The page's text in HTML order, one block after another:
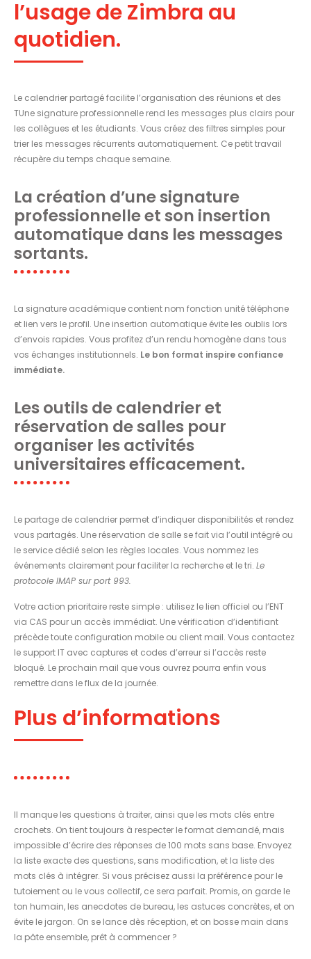
l’usage de Zimbra au
quotidien.
Le calendrier partagé facilite l’organisation des réunions et des
TUne signature professionnelle rend les messages plus clairs pour
les collègues et les étudiants. Vous créez des filtres simples pour
trier les messages récurrents automatiquement. Ce petit travail
récupère du temps chaque semaine.
La création d’une signature
professionnelle et son insertion
automatique dans les messages
sortants.
La signature académique contient nom fonction unité téléphone
et lien vers le profil. Une insertion automatique évite les oublis lors
d’envois rapides. Vous profitez d’un rendu homogène dans tous
vos échanges institutionnels. Le bon format inspire confiance
immédiate.
Les outils de calendrier et
réservation de salles pour
organiser les activités
universitaires efficacement.
Le partage de calendrier permet d’indiquer disponibilités et rendez
vous partagés. Une réservation de salle se fait via l’outil intégré ou
le service dédié selon les règles locales. Vous nommez les
événements clairement pour faciliter la recherche et le tri. Le
protocole IMAP sur port 993.
Votre action prioritaire reste simple : utilisez le lien officiel ou l’ENT
via CAS pour un accès immédiat. Une vérification d’identifiant
précède toute configuration mobile ou client mail. Vous contactez
le support IT avec captures et codes d’erreur si l’accès reste
bloqué. Le prochain mail que vous ouvrez pourra enfin vous
remettre dans le flux de la journée.
Plus d’informations
Il manque les questions à traiter, ainsi que les mots clés entre
crochets. On tient toujours à respecter le format demandé, mais
impossible d’écrire des réponses de 100 mots sans base. Envoyez
la liste exacte des questions, sans modification, et la liste des
mots clés à intégrer. Si vous précisez aussi la préférence pour le
tutoiement ou le vous collectif, ce sera parfait. Promis, on garde le
ton humain, les anecdotes de bureau, les astuces concrètes, et on
évite le jargon. On se lance dès réception, et on bosse main dans
la pâte ensemble, prêt à commencer ?